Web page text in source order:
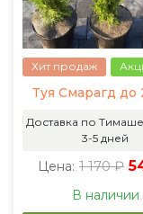
Хит продаж
Туя Смарагд до
Доставка по
3-5 дней
Цена: 1 170 ₽
В наличии